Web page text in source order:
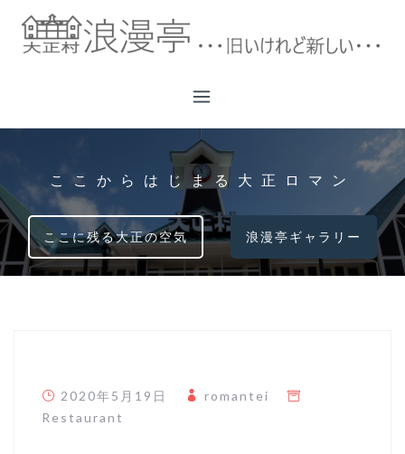
ッ
プ
ここからはじまる大正ロマン
ここに残る大正の空気 浪漫亭ギャラリー
2020年5月19日
romantei
Restaurant